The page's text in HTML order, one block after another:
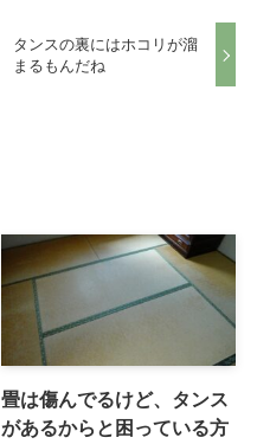
タンスの裏にはホコリが溜
まるもんだね
畳は傷んでるけど、タンス
があるからと困っている方